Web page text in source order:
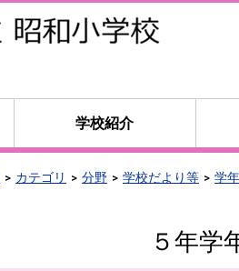
学校紹介
カテゴリ 分野 学校だより等 学
５年学